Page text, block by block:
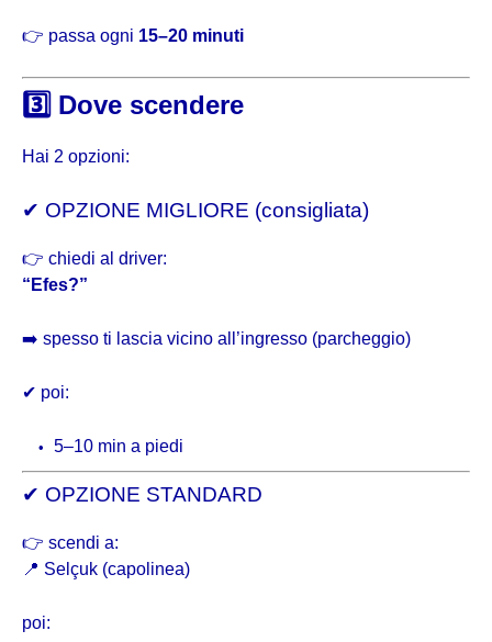
👉 passa ogni 15–20 minuti
3️⃣ Dove scendere
Hai 2 opzioni:
✔ OPZIONE MIGLIORE (consigliata)
👉 chiedi al driver:
“Efes?”
➡️ spesso ti lascia vicino all’ingresso (parcheggio)
✔ poi:
5–10 min a piedi
✔ OPZIONE STANDARD
👉 scendi a:
📍 Selçuk (capolinea)
poi: